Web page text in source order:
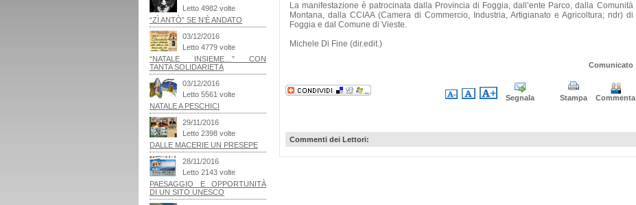
La manifestazione è patrocinata dalla Provincia di Foggia, dall’ente Parco, dalla Comunità
Montana, dalla CCIAA (Camera di Commercio, Industria, Artigianato e Agricoltura; ndr) di
Foggia e dal Comune di Vieste.
Michele Di Fine (dir.edit.)
Comunicato
Segnala Stampa Commenta
Commenti dei Lettori: